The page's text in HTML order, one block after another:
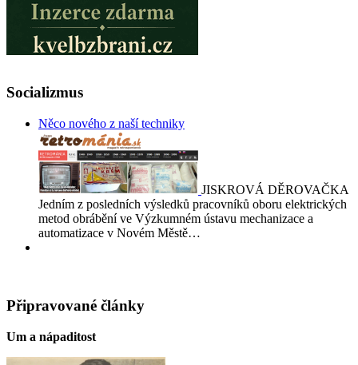
Socializmus
Něco nového z naší techniky
JISKROVÁ DĚROVAČKA
Jedním z posledních výsledků pracovníků oboru elektrických
metod obrábění ve Výzkumném ústavu mechanizace a
automatizace v Novém Městě…
Připravované články
Um a nápaditost